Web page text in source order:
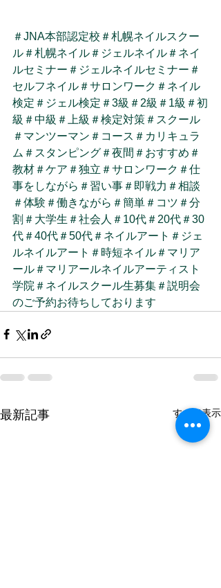
＃JNA本部認定校 ＃札幌ネイルスクー
ル＃札幌ネイル＃ジェルネイル＃ネイ
ルセミナー ＃ジェルネイルセミナー ＃
セルフネイル＃サロンワーク ＃ネイル
検定 ＃ジェル検定 ＃3級 ＃2級 ＃1級 ＃初
級 ＃中級 ＃上級 ＃検定対策＃スクール
＃マンツーマン ＃コース ＃カリキュラ
ム ＃スタンピング＃夜間 ＃おすすめ ＃
教材＃ケア ＃独立 ＃サロンワーク ＃仕
事をしながら ＃習い事＃即戦力 ＃相談
＃体験 ＃働きながら ＃簡単＃コツ ＃分
割 ＃大学生 ＃社会人 ＃10代＃20代＃30
代＃40代＃50代＃ネイルアート ＃ジェ
ルネイルアート ＃時短ネイル＃マリア
ール＃マリアールネイルアーティスト
学院 ＃ネイルスクール生募集＃説明会
のご予約お待ちしております
最新記事 すべて表示